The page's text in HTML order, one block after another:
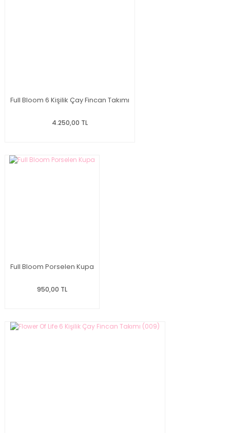
Full Bloom 6 Kişilik Çay Fincan Takımı
4.250,00 TL
Full Bloom Porselen Kupa
950,00 TL